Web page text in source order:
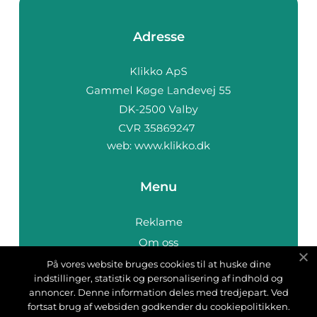
Adresse
web: www.klikko.dk
Menu
Reklame
Om oss
Cookies
Kontakt Oss
Sitemap
På vores website bruges cookies til at huske dine
indstillinger, statistik og personalisering af indhold og
annoncer. Denne information deles med tredjepart. Ved
fortsat brug af websiden godkender du cookiepolitikken.